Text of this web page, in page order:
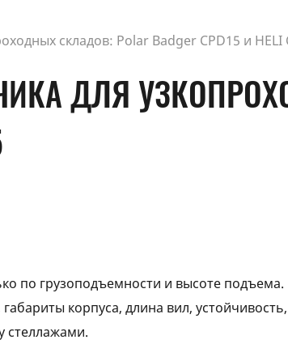
складов: Polar Badger CPD15 и HELI
ДЛЯ
по грузоподъемности и высоте подъема.
корпуса, длина вил, устойчивость,
стеллажами.